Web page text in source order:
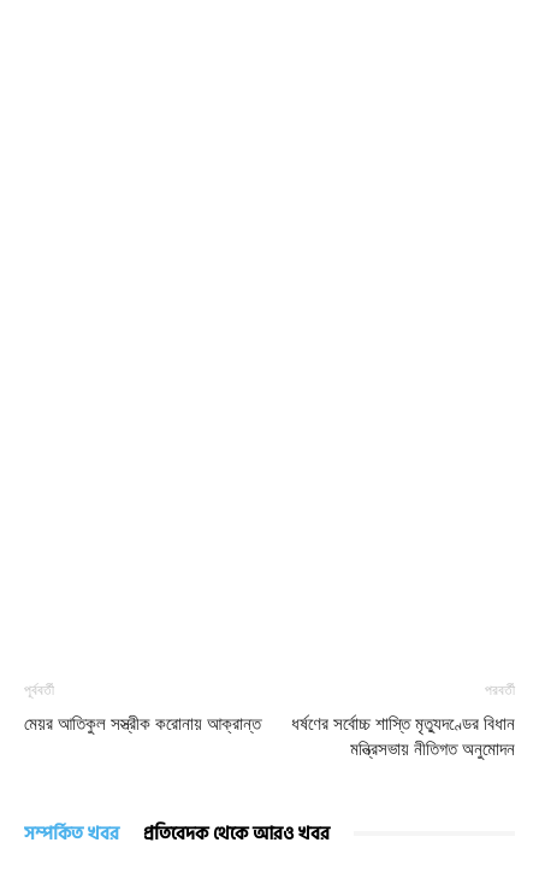
পূর্ববর্তী
মেয়র আতিকুল সস্ত্রীক করোনায় আক্রান্ত
পরবর্তী
ধর্ষণের সর্বোচ্চ শাস্তি মৃত্যুদণ্ডের বিধান
মন্ত্রিসভায় নীতিগত অনুমোদন
সম্পর্কিত খবর প্রতিবেদক থেকে আরও খবর